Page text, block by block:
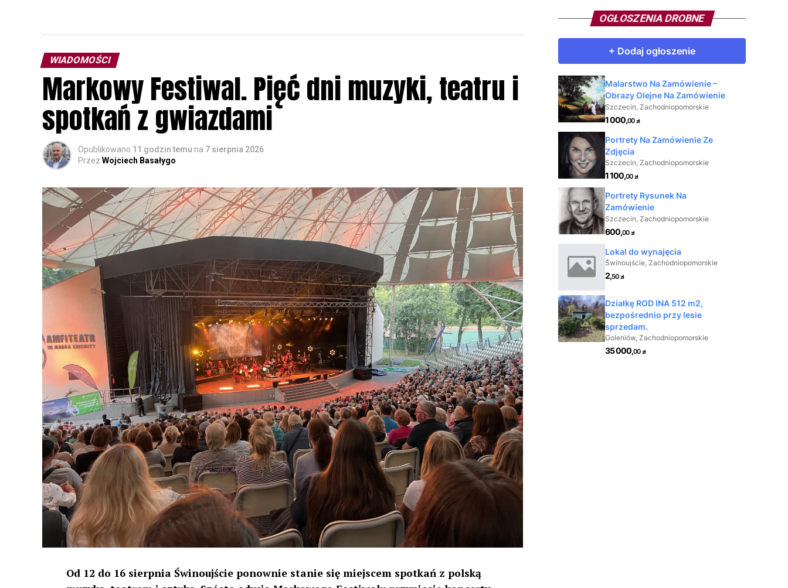
WIADOMOŚCI
Markowy Festiwal. Pięć dni muzyki, teatru i
spotkań z gwiazdami
Opublikowano 11 godzin temu na 7 sierpnia 2026
Przez Wojciech Basałygo
Od 12 do 16 sierpnia Świnoujście ponownie stanie się miejscem spotkań z polską
OGŁOSZENIA DROBNE